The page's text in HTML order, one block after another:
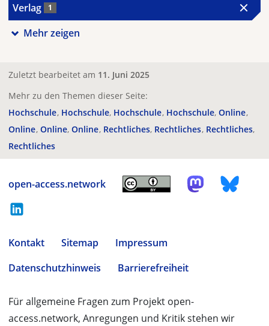
Verlag 1
Mehr zeigen
Zuletzt bearbeitet am 11. Juni 2025
Mehr zu den Themen dieser Seite:
Hochschule Hochschule Hochschule Hochschule Online
Online Online Online Rechtliches Rechtliches Rechtliches
Rechtliches
open-access.network
Kontakt Sitemap
Impressum
Datenschutzhinweis
Barrierefreiheit
Für allgemeine Fragen zum Projekt open-
access.network, Anregungen und Kritik stehen wir